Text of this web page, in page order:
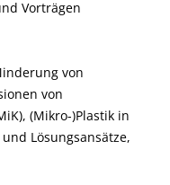
Vorträgen
von
von
(Mikro-)Plastik in
Lösungsansätze,